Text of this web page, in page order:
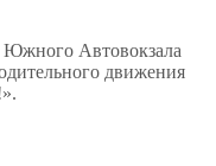
Южного Автовокзала
движения